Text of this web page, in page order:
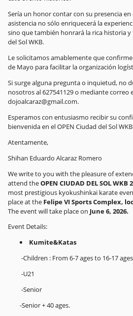
Sería un honor contar con su presencia
asistencia no sólo enriquecerá la
sino que también honrará la rica historia y
del Sol WKB.
Le solicitamos amablemente que
de Mayo para facilitar la organización
Si surge alguna pregunta o inquietud, no
nosotros al 627541129 o mediante correo
dojoalcaraz@gmail.com.
Esperamos con entusiasmo recibir su
bienvenida en el OPEN Ciudad del Sol
Atentamente,
Shihan Eduardo Alcaraz Romero
We write to you with the pleasure of
attend theOPEN CIUDAD DEL SOL WKB
most prestigious kyokushinkai karate
place at the Felipe VI Sports Complex,
The event will take place on June 6, 2026.
Event Details:
Kumite&Katas
-Children : From 6-7 ages to 16-17
-U21
-Senior
-Senior + 40 ages.